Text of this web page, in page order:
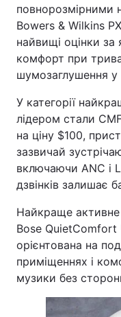
повнорозмірними
Bowers & Wilkins
найвищі оцінки за
комфорт при
шумозаглушення у
У категорії
лідером стали
на ціну $100,
зазвичай
включаючи ANC і
дзвінків залишає
Найкраще
Bose
орієнтована на
приміщеннях і
музики без